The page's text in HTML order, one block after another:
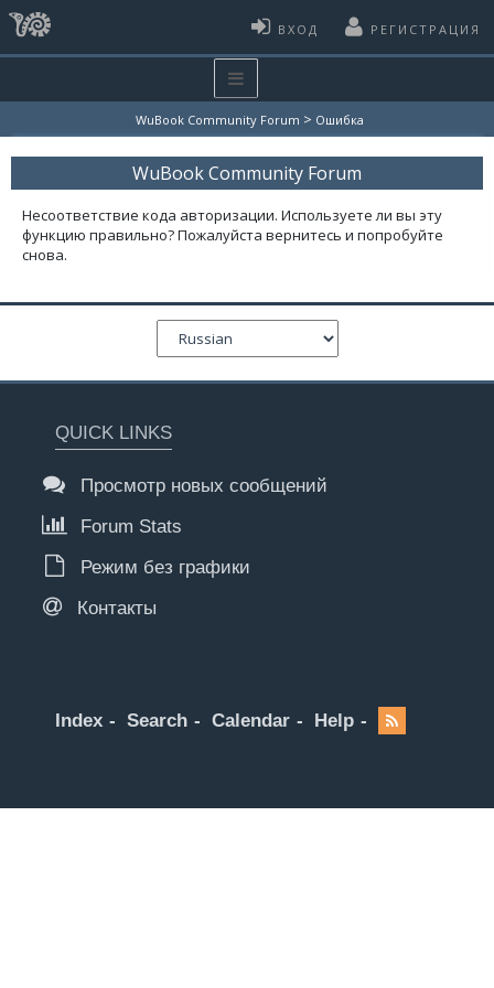
ВХОД РЕГИСТРАЦИЯ
WuBook Community Forum > Ошибка
WuBook Community Forum
Несоответствие кода авторизации. Используете ли вы эту
функцию правильно? Пожалуйста вернитесь и попробуйте
снова.
QUICK LINKS
Просмотр новых сообщений
Forum Stats
Режим без графики
Контакты
Index Search Calendar Help